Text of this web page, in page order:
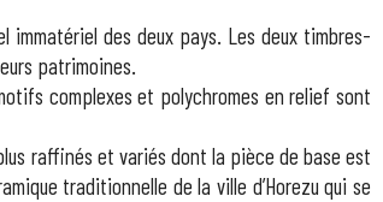
immatériel des deux pays. Les deux timbres-
patrimoines.
complexes et polychromes en relief sont
raffinés et variés dont la pièce de base est
traditionnelle de la ville d’Horezu qui se